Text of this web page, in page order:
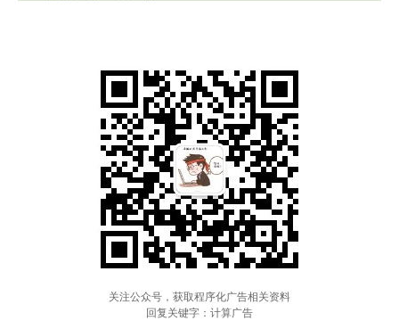
关注公众号，获取程序化广告相关资料
回复关键字：计算广告